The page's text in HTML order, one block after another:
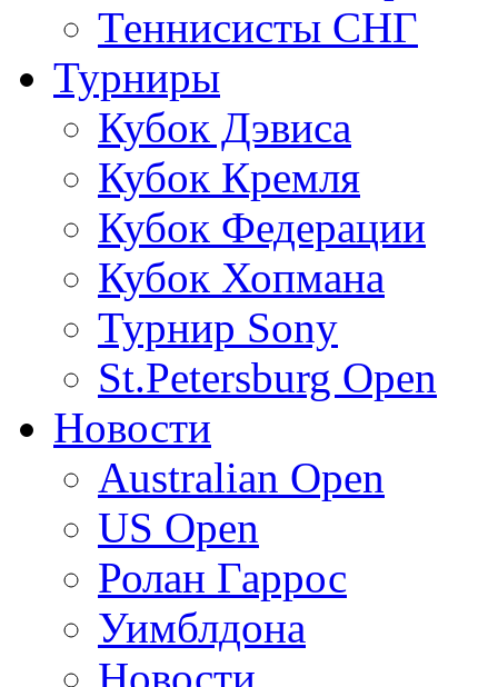
Теннисисты СНГ
Турниры
Кубок Дэвиса
Кубок Кремля
Кубок Федерации
Кубок Хопмана
Турнир Sony
St.Petersburg Open
Новости
Australian Open
US Open
Ролан Гаррос
Уимблдона
Новости